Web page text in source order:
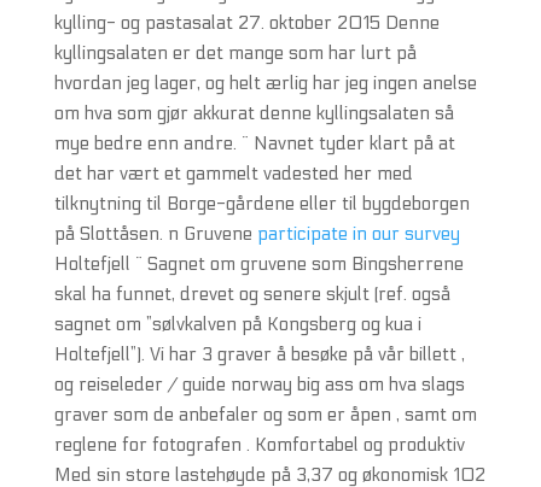
kylling- og pastasalat 27. oktober 2015 Denne
kyllingsalaten er det mange som har lurt på
hvordan jeg lager, og helt ærlig har jeg ingen anelse
om hva som gjør akkurat denne kyllingsalaten så
mye bedre enn andre. ¨ Navnet tyder klart på at
det har vært et gammelt vadested her med
tilknytning til Borge-gårdene eller til bygdeborgen
på Slottåsen. n Gruvene participate in our survey
Holtefjell ¨ Sagnet om gruvene som Bingsherrene
skal ha funnet, drevet og senere skjult (ref. også
sagnet om ”sølvkalven på Kongsberg og kua i
Holtefjell”). Vi har 3 graver å besøke på vår billett ,
og reiseleder / guide norway big ass om hva slags
graver som de anbefaler og som er åpen , samt om
reglene for fotografen . Komfortabel og produktiv
Med sin store lastehøyde på 3,37 og økonomisk 102